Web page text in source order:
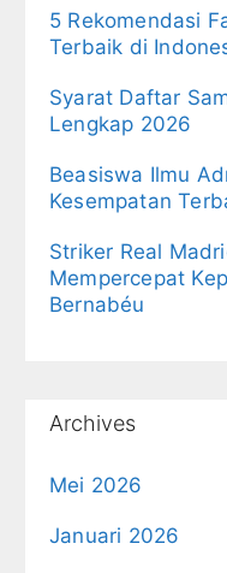
5 Rekomendasi
Terbaik di
Syarat Daftar
Lengkap 2026
Beasiswa Ilmu
Kesempatan
Striker Real
Mempercepat
Bernabéu
Archives
Mei 2026
Januari 2026